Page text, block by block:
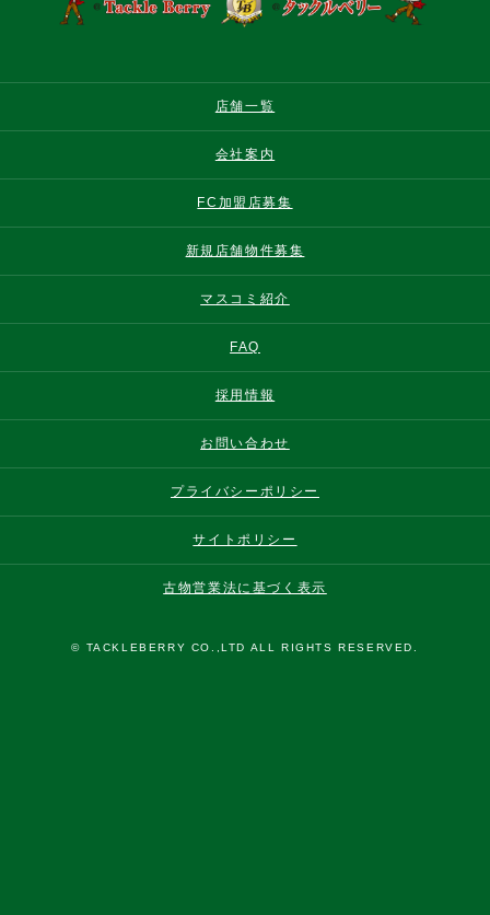
店舗一覧
会社案内
FC加盟店募集
新規店舗物件募集
マスコミ紹介
FAQ
採用情報
お問い合わせ
プライバシーポリシー
サイトポリシー
古物営業法に基づく表示
© TACKLEBERRY CO.,LTD ALL RIGHTS RESERVED.